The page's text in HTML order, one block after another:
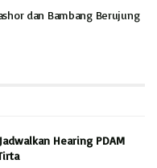
dan Bambang Berujung
Hearing PDAM